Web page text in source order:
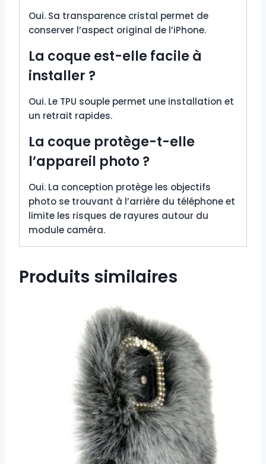
Oui. Sa transparence cristal permet de
conserver l’aspect original de l’iPhone.
La coque est-elle facile à
installer ?
Oui. Le TPU souple permet une installation et
un retrait rapides.
La coque protège-t-elle
l’appareil photo ?
Oui. La conception protège les objectifs
photo se trouvant à l’arrière du téléphone et
limite les risques de rayures autour du
module caméra.
Produits similaires